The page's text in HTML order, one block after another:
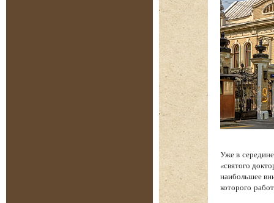
Уже в
«святого
наибольшее
которого